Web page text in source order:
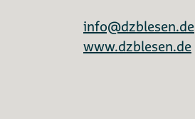
info@dzblesen.de
www.dzblesen.de